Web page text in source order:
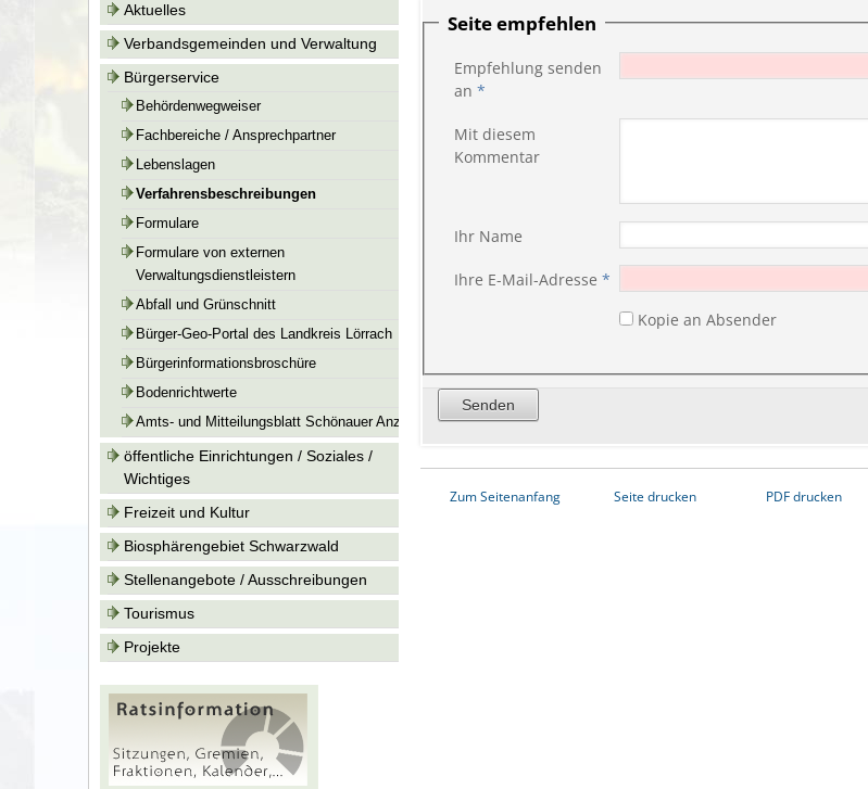
Aktuelles
Verbandsgemeinden und Verwaltung
Bürgerservice
Behördenwegweiser
Fachbereiche / Ansprechpartner
Lebenslagen
Verfahrensbeschreibungen
Formulare
Formulare von externen
Verwaltungsdienstleistern
Abfall und Grünschnitt
Bürger-Geo-Portal des Landkreis Lörrach
Bürgerinformationsbroschüre
Bodenrichtwerte
Amts- und Mitteilungsblatt Schönauer Anzeiger
öffentliche Einrichtungen / Soziales /
Wichtiges
Freizeit und Kultur
Biosphärengebiet Schwarzwald
Stellenangebote / Ausschreibungen
Tourismus
Projekte
Seite empfehlen
Empfehlung senden
an *
Mit diesem
Kommentar
Ihr Name
Ihre E-Mail-Adresse *
Kopie an Absender
Zum Seitenanfang Seite drucken PDF drucken